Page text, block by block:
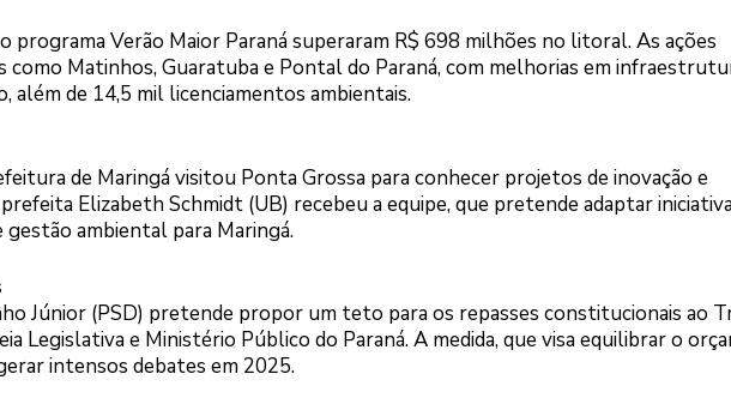
programa Verão Maior Paraná superaram R$ 698 milhões no litoral. As ações
como Matinhos, Guaratuba e Pontal do Paraná, com melhorias em
além de 14,5 mil licenciamentos ambientais.
de Maringá visitou Ponta Grossa para conhecer projetos de inovação e
Elizabeth Schmidt (UB) recebeu a equipe, que pretende adaptar
gestão ambiental para Maringá.
Júnior (PSD) pretende propor um teto para os repasses constitucionais ao
Legislativa e Ministério Público do Paraná. A medida, que visa equilibrar o
intensos debates em 2025.